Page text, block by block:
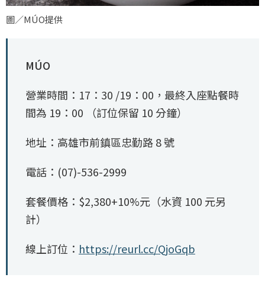
圖／MÚO提供
MÚO
營業時間：17：30 /19：00，最終入座點餐時
間為 19：00 （訂位保留 10 分鐘）
地址：高雄市前鎮區忠勤路 8 號
電話：(07)-536-2999
套餐價格：$2,380+10%元（水資 100 元另
計）
線上訂位： https://reurl.cc/QjoGqb